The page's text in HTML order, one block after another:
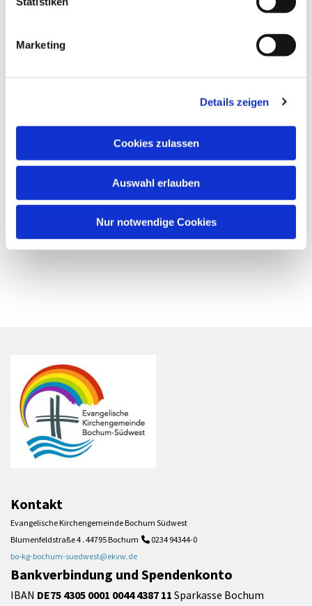
Marketing
Details zeigen
Cookies zulassen
Auswahl erlauben
Nur notwendige Cookies
Kontakt
Evangelische Kirchengemeinde Bochum Südwest
Blumenfeldstraße 4 . 44795 Bochum  0234 94344-0
bo-kg-bochum-suedwest@ekvw.de
Bankverbindung und Spendenkonto
IBAN DE75 4305 0001 0044 4387 11 Sparkasse Bochum